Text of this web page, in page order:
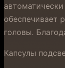
обеспечивает
головы.
Капсулы